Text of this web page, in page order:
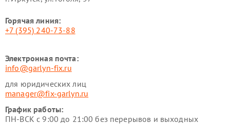
Горячая линия:
+7 (395) 240-73-88
Электронная почта:
info@garlyn-fix.ru
для юридических лиц
manager@fix-garlyn.ru
График работы:
ПН-ВСК с 9:00 до 21:00 без перерывов и выходных